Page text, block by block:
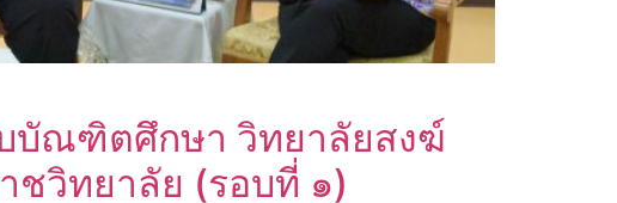
บัณฑิตศึกษา วิทยาลัยสงฆ์
วิทยาลัย (รอบที่ ๑)